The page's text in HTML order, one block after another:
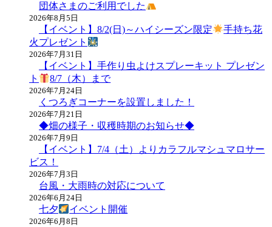
団体さまのご利用でした
2026年8月5日
【イベント】8/2(日)～ハイシーズン限定
手持ち花
火プレゼント
2026年7月31日
【イベント】手作り虫よけスプレーキット プレゼン
ト
8/7（木）まで
2026年7月24日
くつろぎコーナーを設置しました！
2026年7月21日
◆畑の様子・収穫時期のお知らせ◆
2026年7月9日
【イベント】7/4（土）よりカラフルマシュマロサー
ビス！
2026年7月3日
台風・大雨時の対応について
2026年6月24日
七夕 イベント開催
2026年6月8日